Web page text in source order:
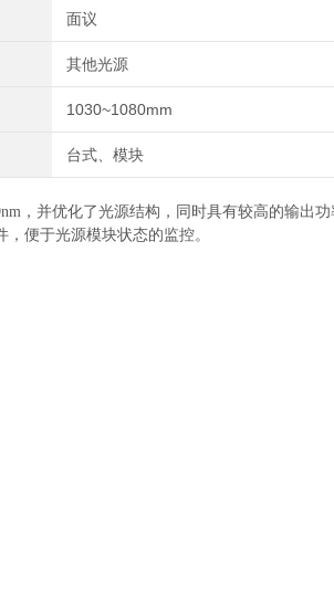
面议
其他光源
1030~1080mm
台式、模块
，并优化了光源结构，同时具有较高的输出
便于光源模块状态的监控。